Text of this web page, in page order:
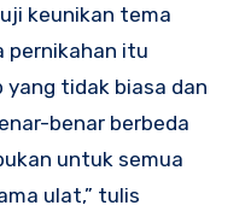
keunikan tema
pernikahan itu
yang tidak biasa dan
benar berbeda
untuk semua
ulat,” tulis